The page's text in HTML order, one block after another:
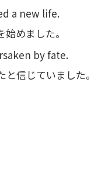
a new life.
めました。
by fate.
信じていました。